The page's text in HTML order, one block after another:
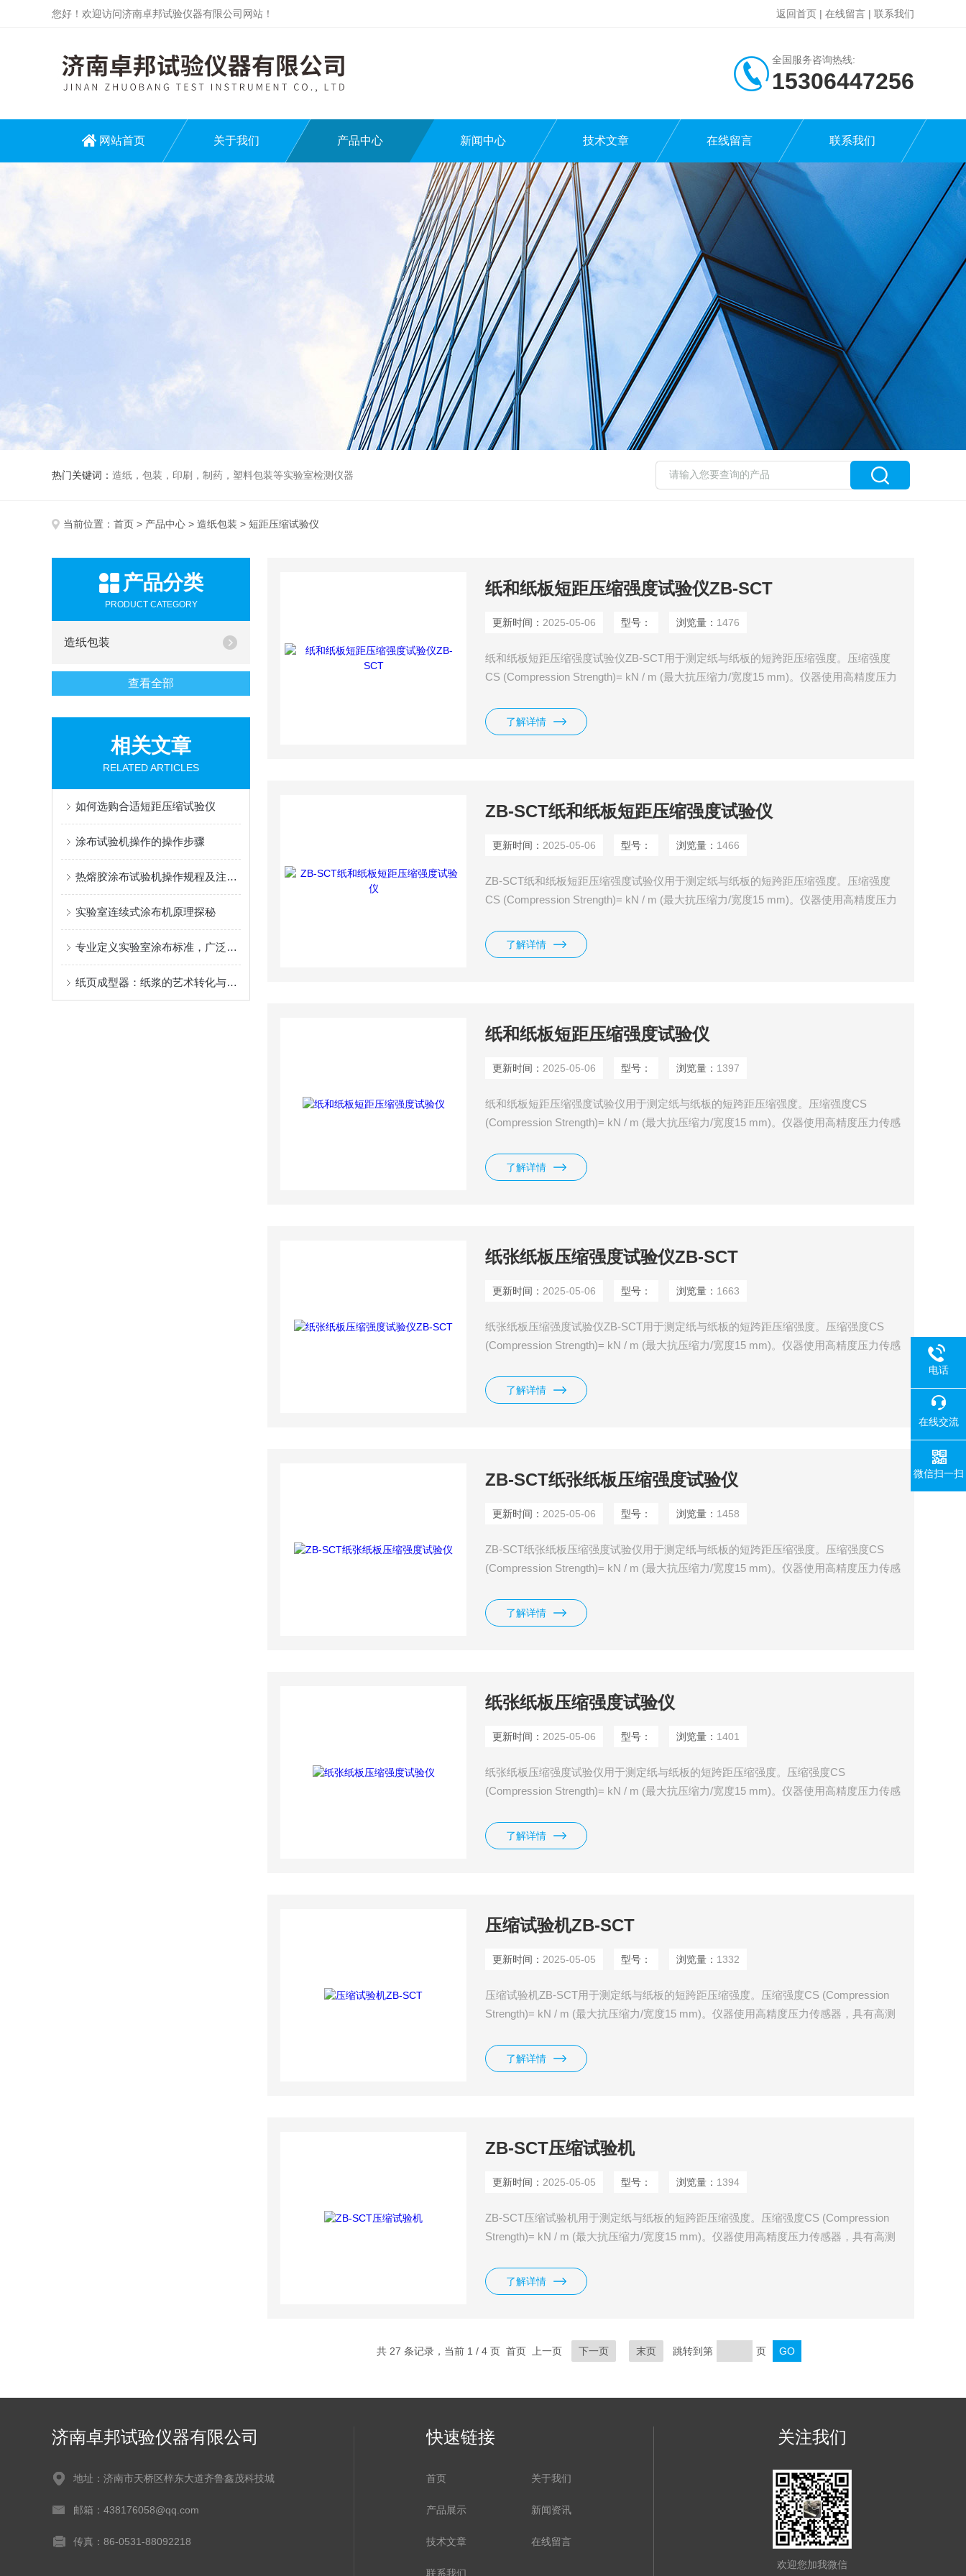
您好！欢迎访问济南卓邦试验仪器有限公司网站！ 返回首页 | 在线留言 | 联系我们
全国服务咨询热线:
15306447256
网站首页 关于我们 产品中心 新闻中心 技术文章 在线留言 联系我们
热门关键词： 造纸，包装，印刷，制药，塑料包装等实验室检测仪器
当前位置： 首页 > 产品中心 > 造纸包装 > 短距压缩试验仪
产品分类
PRODUCT CATEGORY
造纸包装
查看全部
相关文章
RELATED ARTICLES
如何选购合适短距压缩试验仪
涂布试验机操作的操作步骤
热熔胶涂布试验机操作规程及注意事项
实验室连续式涂布机原理探秘
专业定义实验室涂布标准，广泛赋能材料创新研发
纸页成型器：纸浆的艺术转化与科技的融合
纸和纸板短距压缩强度试验仪ZB-SCT
更新时间： 2025-05-06 型号： 浏览量： 1476
纸和纸板短距压缩强度试验仪ZB-SCT用于测定纸与纸板的短跨距压缩强度。压缩强度
CS (Compression Strength)= kN / m (最大抗压缩力/宽度15 mm)。仪器使用高精度压力
器是通过一个内置的触摸屏来操控，用以选择测试方法，并显示测量值和曲线。
了解详情
ZB-SCT纸和纸板短距压缩强度试验仪
更新时间： 2025-05-06 型号： 浏览量： 1466
ZB-SCT纸和纸板短距压缩强度试验仪用于测定纸与纸板的短跨距压缩强度。压缩强度
CS (Compression Strength)= kN / m (最大抗压缩力/宽度15 mm)。仪器使用高精度压力
器是通过一个内置的触摸屏来操控，用以选择测试方法，并显示测量值和曲线。
了解详情
纸和纸板短距压缩强度试验仪
更新时间： 2025-05-06 型号： 浏览量： 1397
纸和纸板短距压缩强度试验仪用于测定纸与纸板的短跨距压缩强度。压缩强度CS
(Compression Strength)= kN / m (最大抗压缩力/宽度15 mm)。仪器使用高精度压力传感
通过一个内置的触摸屏来操控，用以选择测试方法，并显示测量值和曲线。
了解详情
纸张纸板压缩强度试验仪ZB-SCT
更新时间： 2025-05-06 型号： 浏览量： 1663
纸张纸板压缩强度试验仪ZB-SCT用于测定纸与纸板的短跨距压缩强度。压缩强度CS
(Compression Strength)= kN / m (最大抗压缩力/宽度15 mm)。仪器使用高精度压力传感
通过一个内置的触摸屏来操控，用以选择测试方法，并显示测量值和曲线。
了解详情
ZB-SCT纸张纸板压缩强度试验仪
更新时间： 2025-05-06 型号： 浏览量： 1458
ZB-SCT纸张纸板压缩强度试验仪用于测定纸与纸板的短跨距压缩强度。压缩强度CS
(Compression Strength)= kN / m (最大抗压缩力/宽度15 mm)。仪器使用高精度压力传感
通过一个内置的触摸屏来操控，用以选择测试方法，并显示测量值和曲线。
了解详情
纸张纸板压缩强度试验仪
更新时间： 2025-05-06 型号： 浏览量： 1401
纸张纸板压缩强度试验仪用于测定纸与纸板的短跨距压缩强度。压缩强度CS
(Compression Strength)= kN / m (最大抗压缩力/宽度15 mm)。仪器使用高精度压力传感
通过一个内置的触摸屏来操控，用以选择测试方法，并显示测量值和曲线。
了解详情
压缩试验机ZB-SCT
更新时间： 2025-05-05 型号： 浏览量： 1332
压缩试验机ZB-SCT用于测定纸与纸板的短跨距压缩强度。压缩强度CS (Compression
Strength)= kN / m (最大抗压缩力/宽度15 mm)。仪器使用高精度压力传感器，具有高测
的触摸屏来操控，用以选择测试方法，并显示测量值和曲线。
了解详情
ZB-SCT压缩试验机
更新时间： 2025-05-05 型号： 浏览量： 1394
ZB-SCT压缩试验机用于测定纸与纸板的短跨距压缩强度。压缩强度CS (Compression
Strength)= kN / m (最大抗压缩力/宽度15 mm)。仪器使用高精度压力传感器，具有高测
的触摸屏来操控，用以选择测试方法，并显示测量值和曲线。
了解详情
共 27 条记录，当前 1 / 4 页 首页 上一页 下一页 末页 跳转到第 页
济南卓邦试验仪器有限公司
地址：济南市天桥区梓东大道齐鲁鑫茂科技城
邮箱：438176058@qq.com
传真：86-0531-88092218
快速链接
首页 关于我们
产品展示 新闻资讯
技术文章 在线留言
联系我们
关注我们
欢迎您加我微信
电话
在线交流
微信扫一扫